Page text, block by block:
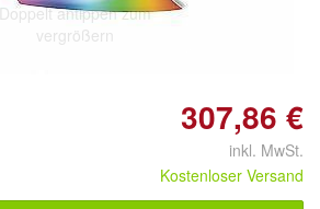
Doppelt antippen zum
vergrößern
307,86 €
inkl. MwSt.
Kostenloser Versand